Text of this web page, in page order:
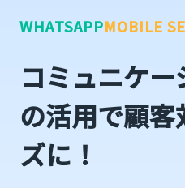
WHATSAPPMOBILE
コミュニケ
の活用で顧
ズに！